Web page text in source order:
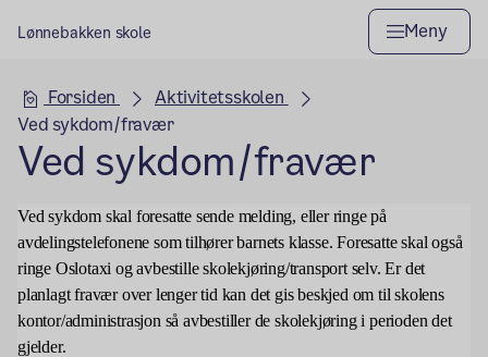
Lønnebakken skole Meny
Hovedseksjon
Forsiden
Aktivitetsskolen
Ved sykdom/fravær
Ved sykdom/fravær
Ved sykdom skal foresatte sende melding, eller ringe på
avdelingstelefonene som tilhører barnets klasse. Foresatte skal også
ringe Oslotaxi og avbestille skolekjøring/transport selv. Er det
planlagt fravær over lenger tid kan det gis beskjed om til skolens
kontor/administrasjon så avbestiller de skolekjøring i perioden det
gjelder.